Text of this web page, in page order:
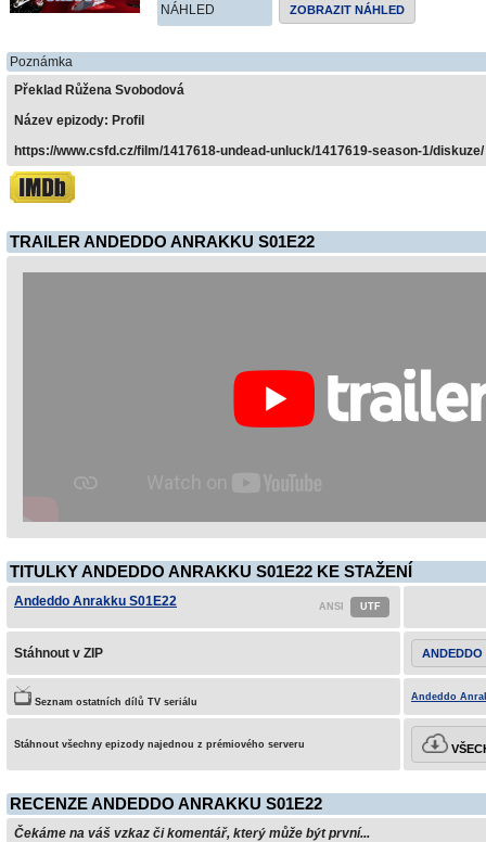
NÁHLED ZOBRAZIT NÁHLED
Poznámka
Překlad Růžena Svobodová
Název epizody: Profil
https://www.csfd.cz/film/1417618-undead-unluck/1417619-season-1/diskuze/
TRAILER ANDEDDO ANRAKKU S01E22
TITULKY ANDEDDO ANRAKKU S01E22 KE STAŽENÍ
Andeddo Anrakku S01E22
Stáhnout v ZIP ANDEDDO
Seznam ostatních dílů TV seriálu Andeddo
Stáhnout všechny epizody najednou z prémiového serveru
RECENZE ANDEDDO ANRAKKU S01E22
Čekáme na váš vzkaz či komentář, který může být první...